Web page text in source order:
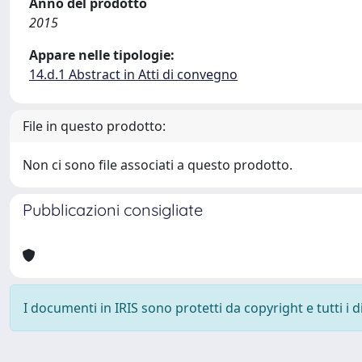
2015
Appare nelle tipologie:
14.d.1 Abstract in Atti di convegno
File in questo prodotto:
Non ci sono file associati a questo prodotto.
Pubblicazioni consigliate
I documenti in IRIS sono protetti da copyright e tutti i